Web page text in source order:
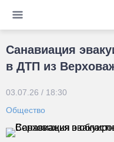
Санавиация
в ДТП из
03.07.26 / 18:30
Общество